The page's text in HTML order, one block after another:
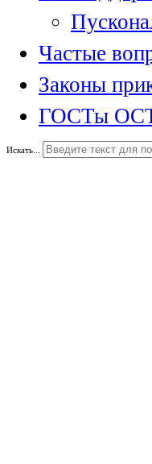
Частые
Законы
ГОСТы
Искать...